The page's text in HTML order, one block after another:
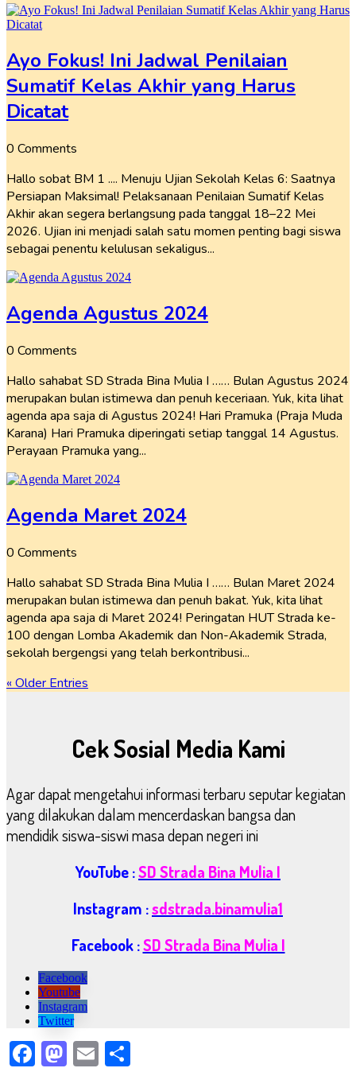
Ayo Fokus! Ini Jadwal Penilaian
Sumatif Kelas Akhir yang Harus
Dicatat
0 Comments
Hallo sobat BM 1 .... Menuju Ujian Sekolah Kelas 6: Saatnya
Persiapan Maksimal! Pelaksanaan Penilaian Sumatif Kelas
Akhir akan segera berlangsung pada tanggal 18–22 Mei
2026. Ujian ini menjadi salah satu momen penting bagi siswa
sebagai penentu kelulusan sekaligus...
Agenda Agustus 2024
0 Comments
Hallo sahabat SD Strada Bina Mulia I …… Bulan Agustus 2024
merupakan bulan istimewa dan penuh keceriaan. Yuk, kita lihat
agenda apa saja di Agustus 2024! Hari Pramuka (Praja Muda
Karana) Hari Pramuka diperingati setiap tanggal 14 Agustus.
Perayaan Pramuka yang...
Agenda Maret 2024
0 Comments
Hallo sahabat SD Strada Bina Mulia I …… Bulan Maret 2024
merupakan bulan istimewa dan penuh bakat. Yuk, kita lihat
agenda apa saja di Maret 2024! Peringatan HUT Strada ke-
100 dengan Lomba Akademik dan Non-Akademik Strada,
sekolah bergengsi yang telah berkontribusi...
« Older Entries
Cek Sosial Media Kami
Agar dapat mengetahui informasi terbaru seputar kegiatan
yang dilakukan dalam mencerdaskan bangsa dan
mendidik siswa-siswi masa depan negeri ini
YouTube :SD Strada Bina Mulia I
Instagram :sdstrada.binamulia1
Facebook :SD Strada Bina Mulia I
Facebook
Youtube
Instagram
Twitter
Facebook
Mastodon
Email